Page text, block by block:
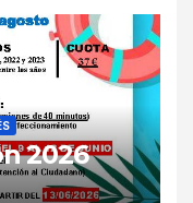
2026